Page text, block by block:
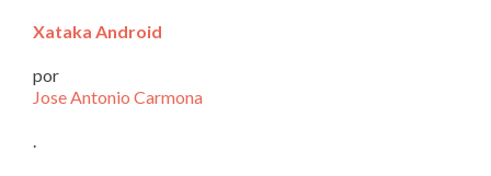
Xataka Android
por
Jose Antonio Carmona
.